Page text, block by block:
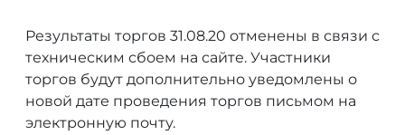
Результаты торгов 31.08.20 отменены в связи с
техническим сбоем на сайте. Участники
торгов будут дополнительно уведомлены о
новой дате проведения торгов письмом на
электронную почту.